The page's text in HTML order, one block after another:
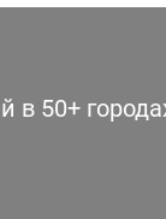
в 50+